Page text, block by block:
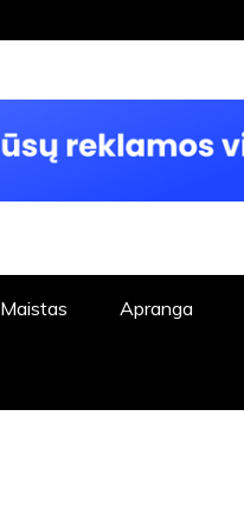
Maistas Apranga